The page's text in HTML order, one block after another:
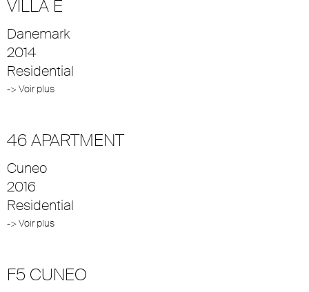
VILLA E
Danemark
2014
Residential
-> Voir plus
46 APARTMENT
Cuneo
2016
Residential
-> Voir plus
F5 CUNEO